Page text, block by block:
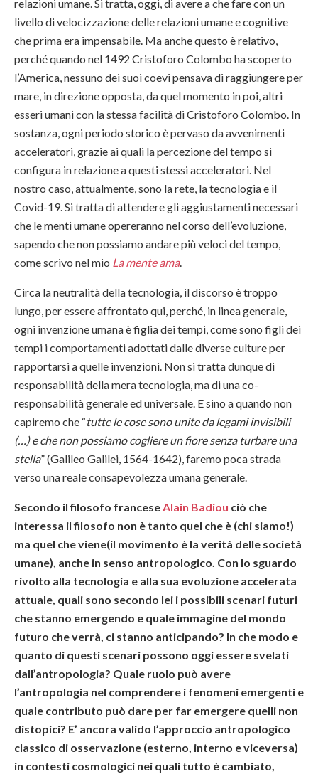
relazioni umane. Si tratta, oggi, di avere a che fare con un
livello di velocizzazione delle relazioni umane e cognitive
che prima era impensabile. Ma anche questo è relativo,
perché quando nel 1492 Cristoforo Colombo ha scoperto
l’America, nessuno dei suoi coevi pensava di raggiungere per
mare, in direzione opposta, da quel momento in poi, altri
esseri umani con la stessa facilità di Cristoforo Colombo. In
sostanza, ogni periodo storico è pervaso da avvenimenti
acceleratori, grazie ai quali la percezione del tempo si
configura in relazione a questi stessi acceleratori. Nel
nostro caso, attualmente, sono la rete, la tecnologia e il
Covid-19. Si tratta di attendere gli aggiustamenti necessari
che le menti umane opereranno nel corso dell’evoluzione,
sapendo che non possiamo andare più veloci del tempo,
come scrivo nel mio La mente ama.
Circa la neutralità della tecnologia, il discorso è troppo
lungo, per essere affrontato qui, perché, in linea generale,
ogni invenzione umana è figlia dei tempi, come sono figli dei
tempi i comportamenti adottati dalle diverse culture per
rapportarsi a quelle invenzioni. Non si tratta dunque di
responsabilità della mera tecnologia, ma di una co-
responsabilità generale ed universale. E sino a quando non
capiremo che “tutte le cose sono unite da legami invisibili
(…) e che non possiamo cogliere un fiore senza turbare una
stella” (Galileo Galilei, 1564-1642), faremo poca strada
verso una reale consapevolezza umana generale.
Secondo il filosofo francese Alain Badiou ciò che
interessa il filosofo non è tanto quel che è (chi siamo!)
ma quel che viene(il movimento è la verità delle società
umane), anche in senso antropologico. Con lo sguardo
rivolto alla tecnologia e alla sua evoluzione accelerata
attuale, quali sono secondo lei i possibili scenari futuri
che stanno emergendo e quale immagine del mondo
futuro che verrà, ci stanno anticipando? In che modo e
quanto di questi scenari possono oggi essere svelati
dall’antropologia? Quale ruolo può avere
l’antropologia nel comprendere i fenomeni emergenti e
quale contributo può dare per far emergere quelli non
distopici? E’ ancora valido l’approccio antropologico
classico di osservazione (esterno, interno e viceversa)
in contesti cosmologici nei quali tutto è cambiato,